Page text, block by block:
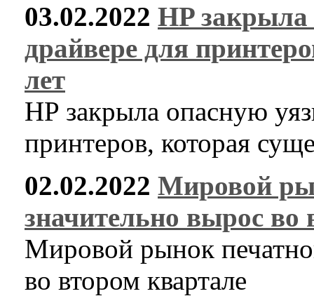
03.02.2022 HP закрыла
драйвере для
лет
HP закрыла опасную
принтеров, которая
02.02.2022 Мировой
значительно вырос во
Мировой рынок
во втором квартале